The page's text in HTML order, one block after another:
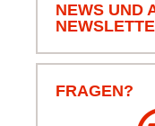
Klammern und Korb.
NEWS UND
FRAGEN?